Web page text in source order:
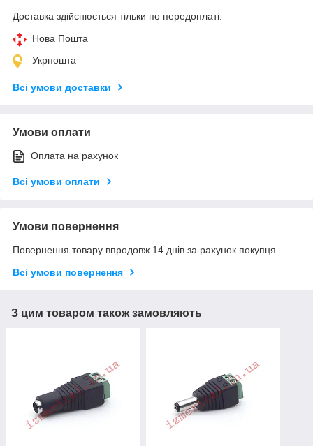
Доставка здійснюється тільки по передоплаті.
Нова Пошта
Укрпошта
Всі умови доставки
Умови оплати
Оплата на рахунок
Всі умови оплати
Умови повернення
Повернення товару впродовж 14 днів за рахунок покупця
Всі умови повернення
З цим товаром також замовляють